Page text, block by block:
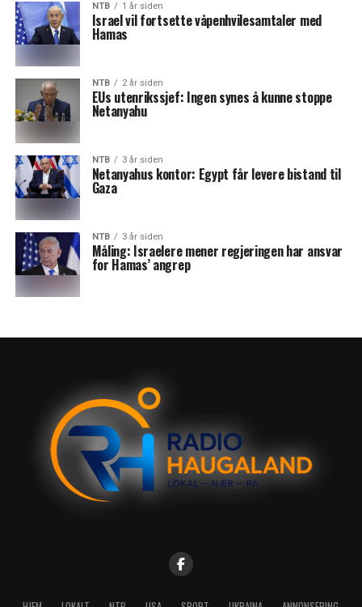
NTB 1 år siden
Israel vil fortsette våpenhvilesamtaler med
Hamas
NTB 2 år siden
EUs utenrikssjef: Ingen synes å kunne stoppe
Netanyahu
NTB 3 år siden
Netanyahus kontor: Egypt får levere bistand til
Gaza
NTB 3 år siden
Måling: Israelere mener regjeringen har ansvar
for Hamas’ angrep